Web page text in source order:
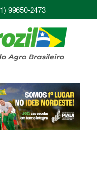
99650-2473